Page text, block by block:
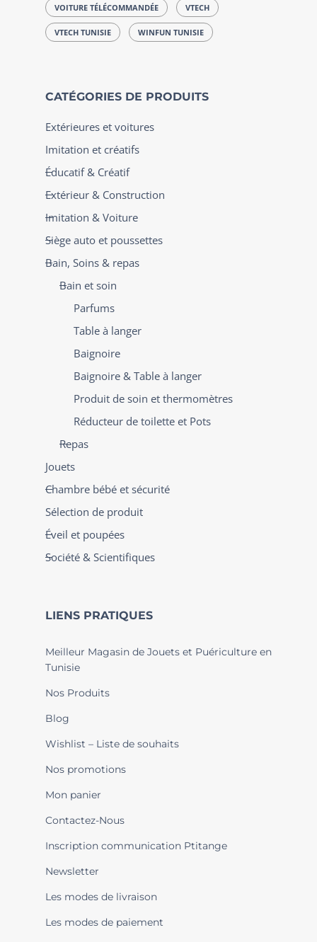
VOITURE TÉLÉCOMMANDÉE VTECH
VTECH TUNISIE WINFUN TUNISIE
CATÉGORIES DE PRODUITS
Extérieures et voitures
Imitation et créatifs
Éducatif & Créatif
Extérieur & Construction
Imitation & Voiture
Siège auto et poussettes
Bain, Soins & repas
Bain et soin
Parfums
Table à langer
Baignoire
Baignoire & Table à langer
Produit de soin et thermomètres
Réducteur de toilette et Pots
Repas
Jouets
Chambre bébé et sécurité
Sélection de produit
Éveil et poupées
Société & Scientifiques
LIENS PRATIQUES
Meilleur Magasin de Jouets et Puériculture en
Tunisie
Nos Produits
Blog
Wishlist – Liste de souhaits
Nos promotions
Mon panier
Contactez-Nous
Inscription communication Ptitange
Newsletter
Les modes de livraison
Les modes de paiement